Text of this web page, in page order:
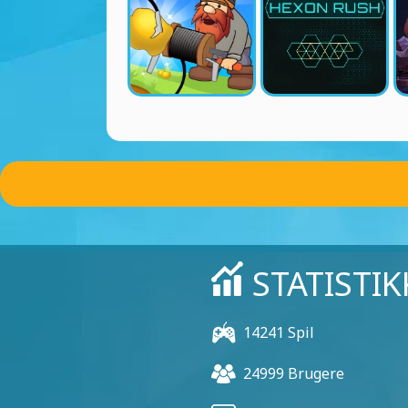
14241 Spil
24999 Brugere